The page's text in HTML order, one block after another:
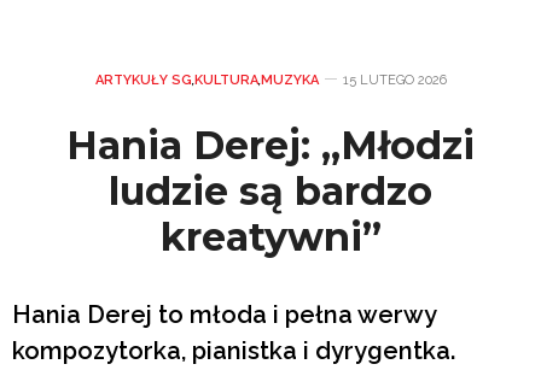
ARTYKUŁY SG,KULTURA,MUZYKA 15 LUTEGO 2026
Hania Derej: „Młodzi
ludzie są bardzo
kreatywni”
Hania Derej to młoda i pełna werwy
kompozytorka, pianistka i dyrygentka.